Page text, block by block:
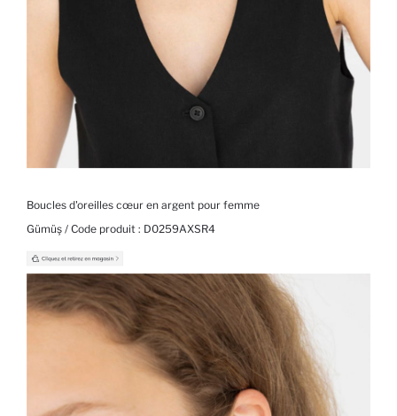
Boucles d'oreilles cœur en argent pour femme
Gümüş / Code produit : D0259AXSR4